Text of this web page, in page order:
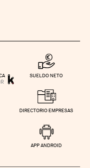
SUELDO NETO
DIRECTORIO EMPRESAS
APP ANDROID